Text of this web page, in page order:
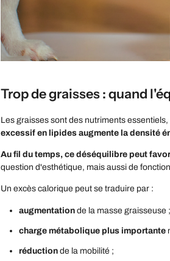
Trop de graisses : quand
Les graisses sont des nutriments
excessif en lipides augmente la densité
Au fil du temps, ce déséquilibre peut
question d'esthétique, mais aussi de
Un excès calorique peut se traduire par :
augmentation de la masse graisseuse ;
charge métabolique plus importante
réduction de la mobilité ;